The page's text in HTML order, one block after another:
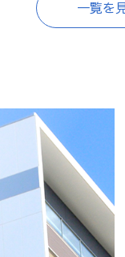
ィ KPIの実績を掲
・免疫反応測定
QL-131W 新発売
を更新しました。
ティ Green
1四半期決算参
１四半期決算短信
報酬としての自
しました。
一覧を